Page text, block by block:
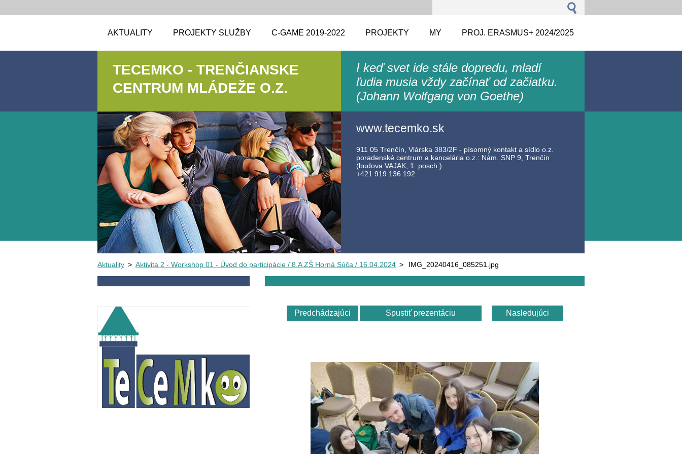
AKTUALITY PROJEKTY SLUŽBY C-GAME 2019-2022 PROJEKTY MY PROJ. ERASMUS+ 2024/2025
TECEMKO - TRENČIANSKE
CENTRUM MLÁDEŽE O.Z.
I keď svet ide stále dopredu, mladí
ľudia musia vždy začínať od začiatku.
(Johann Wolfgang von Goethe)
www.tecemko.sk
911 05 Trenčín, Vlárska 383/2F - písomný kontakt a sídlo o.z.
poradenské centrum a kancelária o.z.: Nám. SNP 9, Trenčín
(budova VAJAK, 1. posch.)
+421 919 136 192
Aktuality > Aktivita 2 - Workshop 01 - Úvod do participácie / 8.A ZŠ Horná Súča / 16.04.2024 > IMG_20240416_085251.jpg
Predchádzajúci Spustiť prezentáciu Nasledujúci